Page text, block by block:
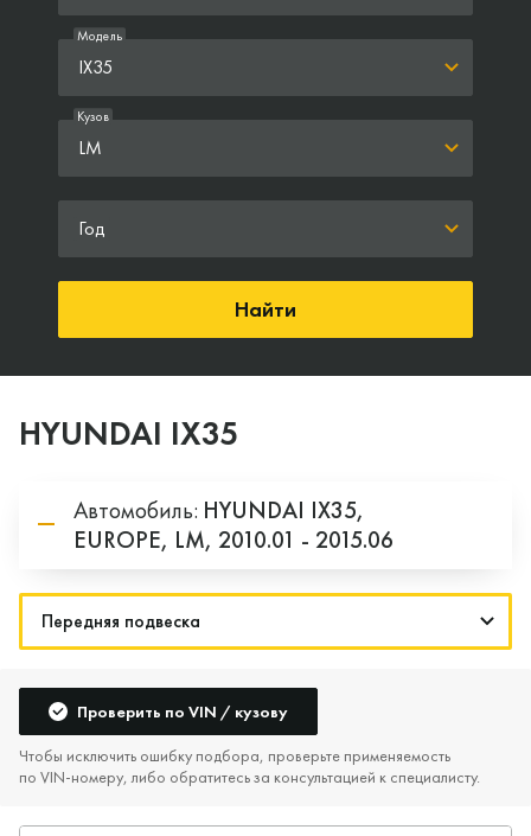
IX35
Модель
LM
Кузов
Год
Найти
HYUNDAI IX35
Автомобиль: HYUNDAI IX35,
EUROPE, LM, 2010.01 - 2015.06
Проверить по VIN / кузову
Чтобы исключить ошибку подбора, проверьте применяемость
по VIN‑номеру, либо обратитесь за консультацией к специалисту.